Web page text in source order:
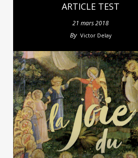
ARTICLE TEST
21 mars 2018
By Victor Delay